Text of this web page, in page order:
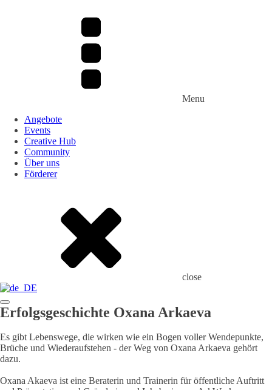
Menu
Angebote
Events
Creative Hub
Community
Über uns
Förderer
close
Erfolgsgeschichte Oxana Arkaeva
Es gibt Lebenswege, die wirken wie ein Bogen voller Wendepunkte,
Brüche und Wiederaufstehen - der Weg von Oxana Arkaeva gehört
dazu.
Oxana Akaeva ist eine Beraterin und Trainerin für öffentliche Auftritt